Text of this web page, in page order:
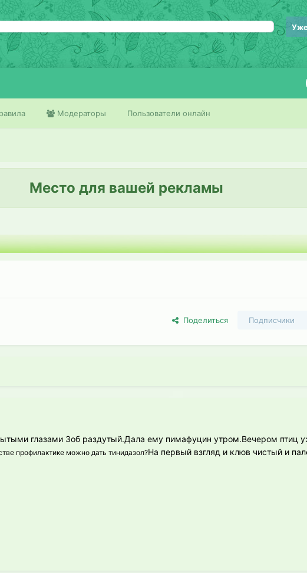
Модераторы Пользователи онлайн
Место для вашей рекламы
Поделиться Подписчики
глазами Зоб раздутый.Дала ему пимафуцин утром.Вечером птиц
профилактике можно дать тинидазол?На первый взгляд и клюв чистый и